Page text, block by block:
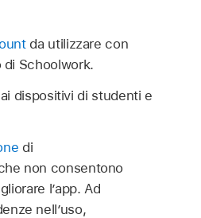
da utilizzare con
di Schoolwork.
dispositivi di studenti e
di
non consentono
l’app. Ad
nell’uso,